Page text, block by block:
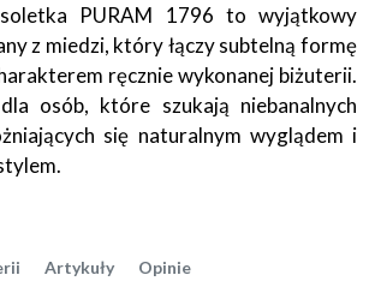
PURAM 1796 to wyjątkowy
z miedzi, który łączy subtelną formę
ręcznie wykonanej biżuterii.
osób, które szukają niebanalnych
się naturalnym wyglądem i
Artykuły Opinie